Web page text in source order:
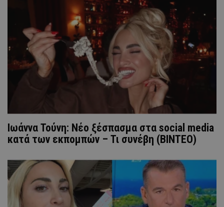
Ιωάννα Τούνη: Nέο ξέσπασμα στα social media
κατά των εκπομπών – Τι συνέβη (ΒΙΝΤΕΟ)